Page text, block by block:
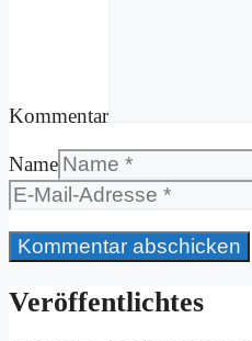
Kommentar
Name
Ver­öf­fent­lich­tes